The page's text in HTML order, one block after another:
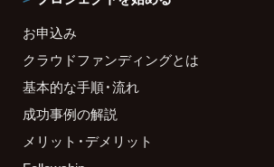
お申込み
クラウドファンディングとは
基本的な手順・流れ
成功事例の解説
メリット・デメリット